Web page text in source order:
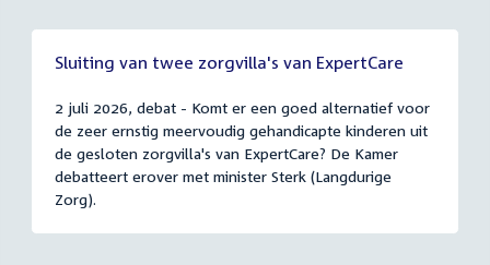
Sluiting van twee zorgvilla's van ExpertCare
2 juli 2026, debat - Komt er een goed alternatief voor
de zeer ernstig meervoudig gehandicapte kinderen uit
de gesloten zorgvilla's van ExpertCare? De Kamer
debatteert erover met minister Sterk (Langdurige
Zorg).